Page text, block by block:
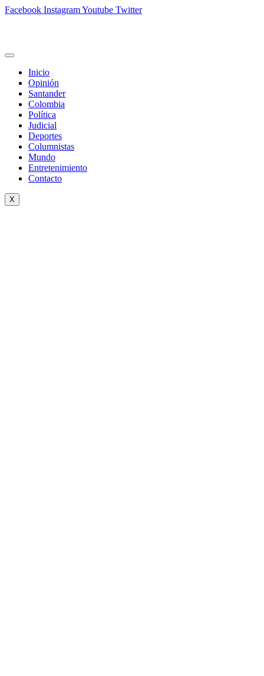
Facebook InstagramYoutube Twitter
Inicio
Opinión
Santander
Colombia
Política
Judicial
Deportes
Columnistas
Mundo
Entretenimiento
Contacto
X